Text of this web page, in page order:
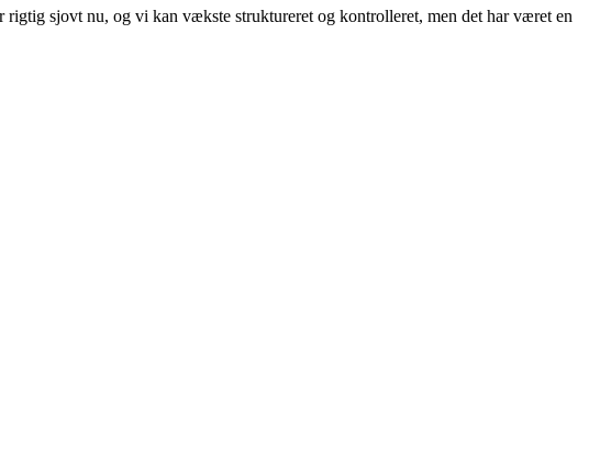
sjovt nu, og vi kan vækste struktureret og kontrolleret, men det har været en